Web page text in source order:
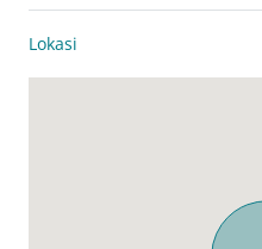
Lokasi